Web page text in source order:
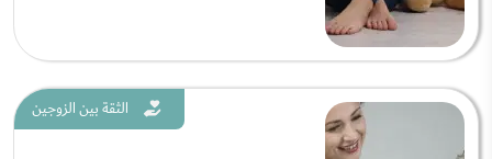
الثقة بين الزوجين